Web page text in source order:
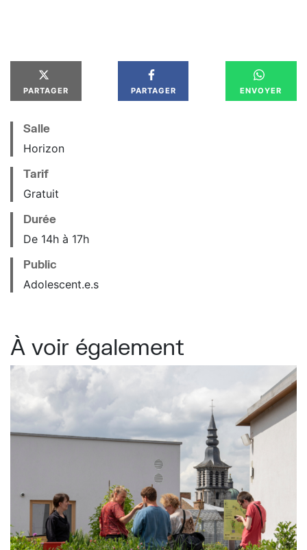
PARTAGER PARTAGER ENVOYER
Salle
Horizon
Tarif
Gratuit
Durée
De 14h à 17h
Public
Adolescent.e.s
À voir également